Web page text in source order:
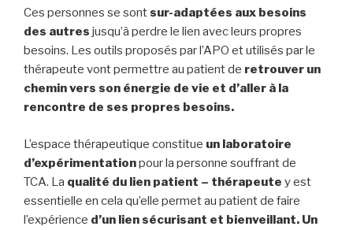
Ces personnes se sontsur-adaptées aux besoins
des autres jusqu’à perdre le lien avec leurs propres
besoins. Les outils proposés par l’APO et utilisés par le
thérapeute vont permettre au patient de retrouver un
chemin vers son énergie de vie et d’aller à la
rencontre de ses propres besoins.
L’espace thérapeutique constitue un laboratoire
d’expérimentationpour la personne souffrant de
TCA. La qualité du lien patient – thérapeute y est
essentielle en cela qu’elle permet au patient de faire
l’expérience d’un lien sécurisant et bienveillant. Un